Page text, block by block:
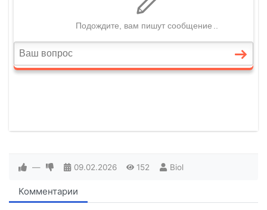
— 09.02.2026 152 Biol
Комментарии